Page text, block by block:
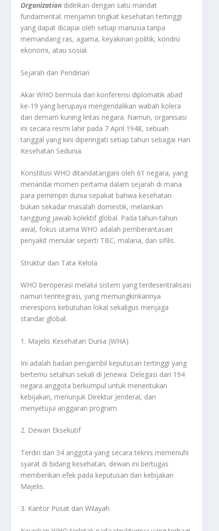
Organization didirikan dengan satu mandat
fundamental: menjamin tingkat kesehatan tertinggi
yang dapat dicapai oleh setiap manusia tanpa
memandang ras, agama, keyakinan politik, kondisi
ekonomi, atau sosial.
Sejarah dan Pendirian
Akar WHO bermula dari konferensi diplomatik abad
ke-19 yang berupaya mengendalikan wabah kolera
dan demam kuning lintas negara. Namun, organisasi
ini secara resmi lahir pada 7 April 1948, sebuah
tanggal yang kini diperingati setiap tahun sebagai Hari
Kesehatan Sedunia.
Konstitusi WHO ditandatangani oleh 61 negara, yang
menandai momen pertama dalam sejarah di mana
para pemimpin dunia sepakat bahwa kesehatan
bukan sekadar masalah domestik, melainkan
tanggung jawab kolektif global. Pada tahun-tahun
awal, fokus utama WHO adalah pemberantasan
penyakit menular seperti TBC, malaria, dan sifilis.
Struktur dan Tata Kelola
WHO beroperasi melalui sistem yang terdesentralisasi
namun terintegrasi, yang memungkinkannya
merespons kebutuhan lokal sekaligus menjaga
standar global.
1. Majelis Kesehatan Dunia (WHA)
Ini adalah badan pengambil keputusan tertinggi yang
bertemu setahun sekali di Jenewa. Delegasi dari 194
negara anggota berkumpul untuk menentukan
kebijakan, menunjuk Direktur Jenderal, dan
menyetujui anggaran program.
2. Dewan Eksekutif
Terdiri dari 34 anggota yang secara teknis memenuhi
syarat di bidang kesehatan, dewan ini bertugas
memberikan efek pada keputusan dan kebijakan
Majelis.
3. Kantor Pusat dan Wilayah